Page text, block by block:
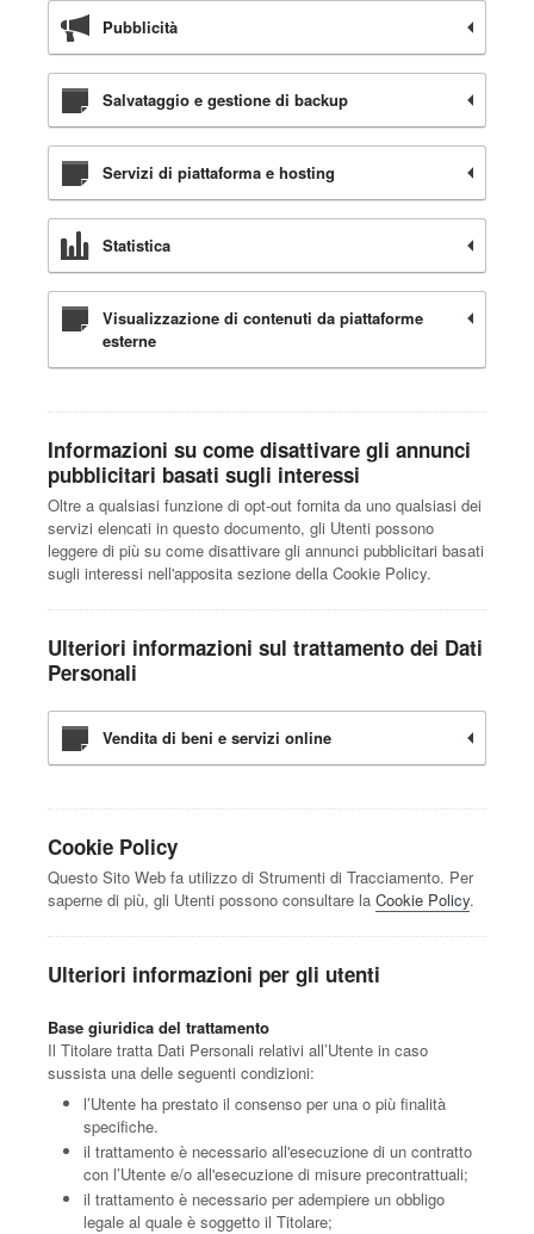
Pubblicità
Salvataggio e gestione di backup
Servizi di piattaforma e hosting
Statistica
Visualizzazione di contenuti da piattaforme
esterne
Informazioni su come disattivare gli annunci
pubblicitari basati sugli interessi
Oltre a qualsiasi funzione di opt-out fornita da uno qualsiasi dei
servizi elencati in questo documento, gli Utenti possono
leggere di più su come disattivare gli annunci pubblicitari basati
sugli interessi nell'apposita sezione della Cookie Policy.
Ulteriori informazioni sul trattamento dei Dati
Personali
Vendita di beni e servizi online
Cookie Policy
Questo Sito Web fa utilizzo di Strumenti di Tracciamento. Per
saperne di più, gli Utenti possono consultare la Cookie Policy.
Ulteriori informazioni per gli utenti
Base giuridica del trattamento
Il Titolare tratta Dati Personali relativi all’Utente in caso
sussista una delle seguenti condizioni:
l’Utente ha prestato il consenso per una o più finalità
specifiche.
il trattamento è necessario all'esecuzione di un contratto
con l’Utente e/o all'esecuzione di misure precontrattuali;
il trattamento è necessario per adempiere un obbligo
legale al quale è soggetto il Titolare;